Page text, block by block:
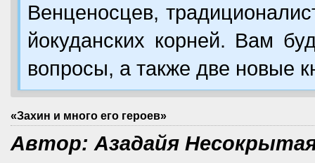
Венценосцев,
йокуданских корней. Вам
вопросы, а также две новые
«Захин и много его героев»
Автор: Азадайя